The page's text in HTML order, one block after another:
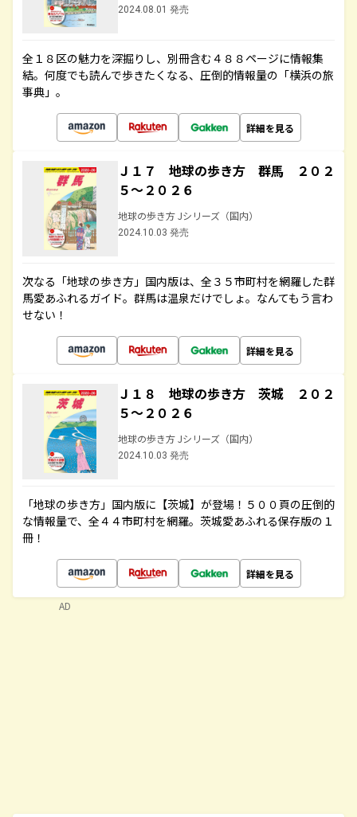
2024.08.01 発売
全１８区の魅力を深掘りし、別冊含む４８８ページに情報集
結。何度でも読んで歩きたくなる、圧倒的情報量の「横浜の旅
事典」。
詳細を見る
Ｊ１７ 地球の歩き方 群馬 ２０２
５～２０２６
地球の歩き方 Jシリーズ（国内）
2024.10.03 発売
次なる「地球の歩き方」国内版は、全３５市町村を網羅した群
馬愛あふれるガイド。群馬は温泉だけでしょ。なんてもう言わ
せない！
詳細を見る
Ｊ１８ 地球の歩き方 茨城 ２０２
５～２０２６
地球の歩き方 Jシリーズ（国内）
2024.10.03 発売
「地球の歩き方」国内版に【茨城】が登場！５００頁の圧倒的
な情報量で、全４４市町村を網羅。茨城愛あふれる保存版の１
冊！
詳細を見る
AD